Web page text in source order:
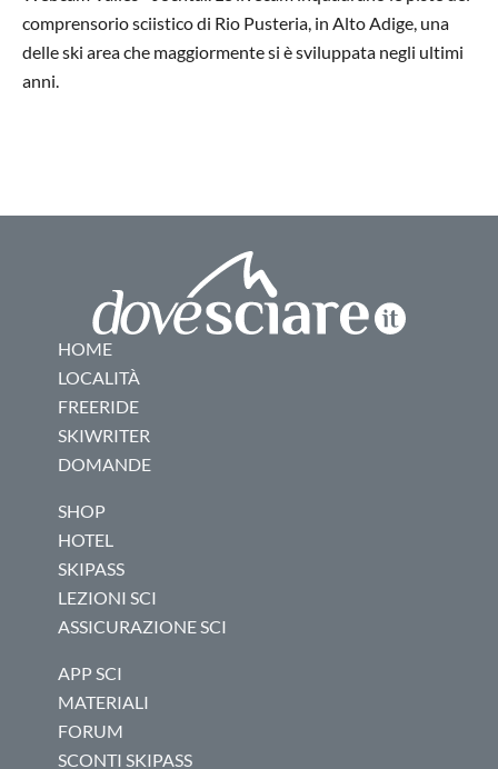
comprensorio sciistico di Rio Pusteria, in Alto Adige, una
delle ski area che maggiormente si è sviluppata negli ultimi
anni.
HOME
LOCALITÀ
FREERIDE
SKIWRITER
DOMANDE
SHOP
HOTEL
SKIPASS
LEZIONI SCI
ASSICURAZIONE SCI
APP SCI
MATERIALI
FORUM
SCONTI SKIPASS